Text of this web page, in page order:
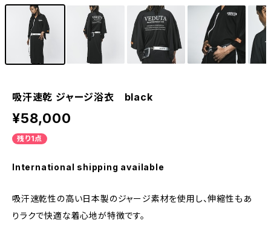
吸汗速乾 ジャージ浴衣 black
¥58,000
残り1点
International shipping available
吸汗速乾性の高い日本製のジャージ素材を使用し、伸縮性もあ
りラクで快適な着心地が特徴です。